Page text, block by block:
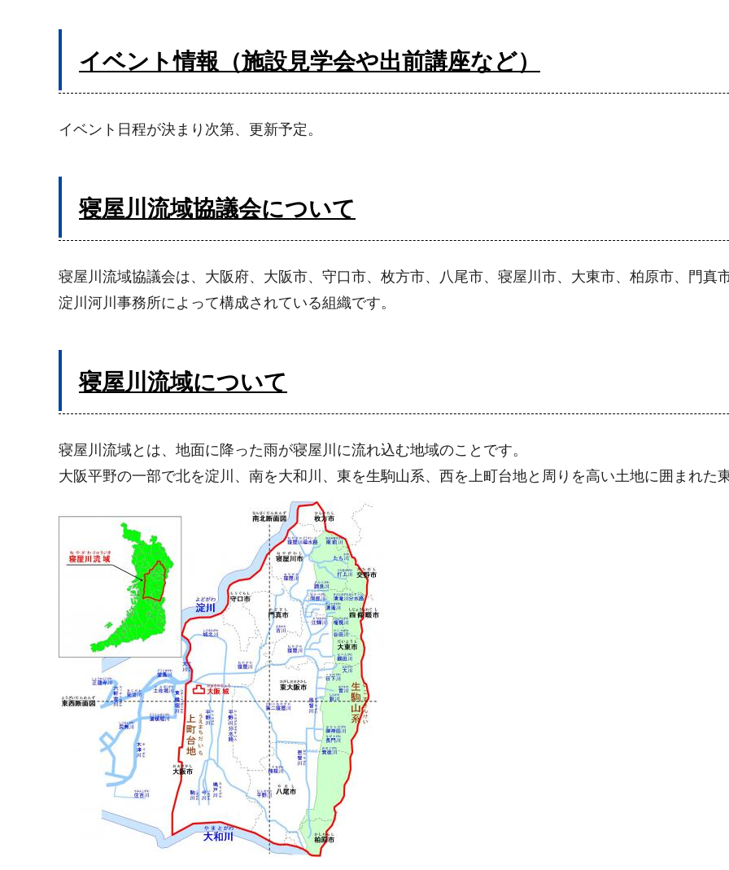
イベント情報（施設見学会や出前講座など）
イベント日程が決まり次第、更新予定。
寝屋川流域協議会について
寝屋川流域協議会は、大阪府、大阪市、守口市、枚方市、八尾市、寝屋川市、大東市、柏原市、門真
淀川河川事務所によって構成されている組織です。
寝屋川流域について
寝屋川流域とは、地面に降った雨が寝屋川に流れ込む地域のことです。
大阪平野の一部で北を淀川、南を大和川、東を生駒山系、西を上町台地と周りを高い土地に囲まれた